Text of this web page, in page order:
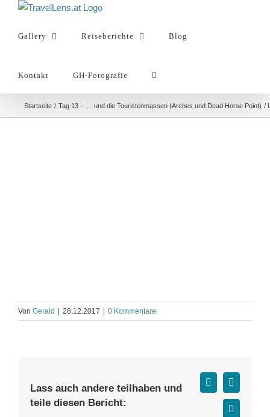
springenGallery Reiseberichte Blog
Kontakt GH-Fotografie
Startseite Tag 13 – … und die Touristenmassen (Arches und Dead Horse Point)
Von Gerald | 28.12.2017 | 0 Kommentare
Lass auch andere teilhaben und
teile diesen Bericht:
Facebook
X
E-